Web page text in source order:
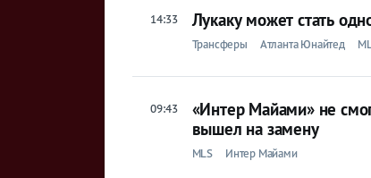
14:33 Лукаку может стать
Трансферы Атланта Юнайтед
09:43
«Интер Майами» не
вышел на замену
MLS Интер Майами